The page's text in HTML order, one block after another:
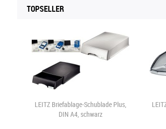
TOPSELLER
LEITZ Briefablage-Schublade Plus,
DIN A4, schwarz